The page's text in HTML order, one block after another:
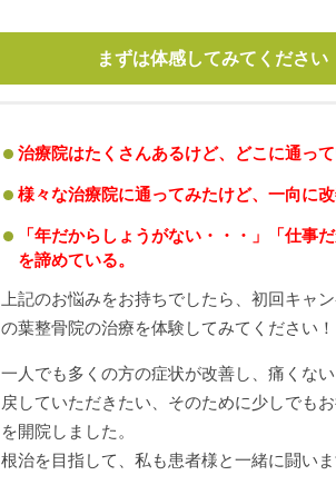
まずは体感してみてください
治療院はたくさんあるけど、どこに通って
様々な治療院に通ってみたけど、一向に改
「年だからしょうがない・・・」「仕事
を諦めている。
上記のお悩みをお持ちでしたら、初回キャ
の葉整骨院の治療を体験してみてください！
一人でも多くの方の症状が改善し、痛くな
戻していただきたい、そのために少しでも
を開院しました。
根治を目指して、私も患者様と一緒に闘いま